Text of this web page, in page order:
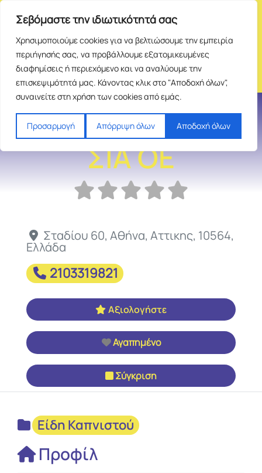
Σεβόμαστε την ιδιωτικότητά σας
Χρησιμοποιούμε cookies για να βελτιώσουμε την εμπειρία
περιήγησής σας, να προβάλλουμε εξατομικευμένες
διαφημίσεις ή περιεχόμενο και να αναλύουμε την
επισκεψιμότητά μας. Κάνοντας κλικ στο "Αποδοχή όλων",
συναινείτε στη χρήση των cookies από εμάς.
Προσαρμογή Απόρριψη όλων Αποδοχή όλων
Χ ΠΑΣΤΡΑΣ ΚΑΙ
ΣΙΑ ΟΕ
Σταδίου 60, Αθήνα, Αττικης, 10564,
Ελλάδα
2103319821
Αξιολογήστε
Αγαπημένο
Σύγκριση
Είδη Καπνιστού
Προφίλ